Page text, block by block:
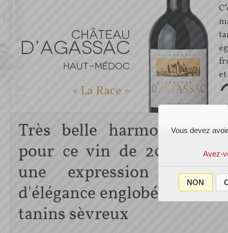
« La Race »
Très belle harmonie
pour ce vin de 2002 qui
une expression de
d'élégance englobée dans
tanins sèvreux
Vous devez
Avez-
NON